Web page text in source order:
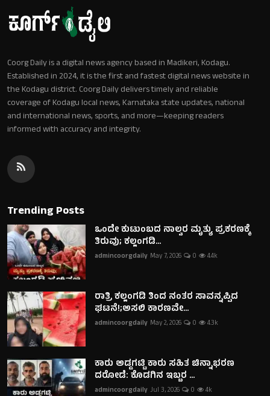
Coorg Daily is a digital news agency based in Madikeri, Kodagu.
Established in 2024, it is the first and fastest digital news website in
the Kodagu district. Coorg Daily delivers timely and reliable
coverage of Kodagu local news, Karnataka state updates, national
and international news, sports, and more—keeping readers
informed with accuracy and integrity.
Trending Posts
ಒಂದೇ ಕುಟುಂಬದ ನಾಲ್ವರ ಮೃತ್ಯು ಪ್ರಕರಣಕ್ಕೆ
ತಿರುವು; ಕಲ್ಲಂಗಡಿ...
admincoorgdaily May 7, 2026 0 4.4k
ರಾತ್ರಿ ಕಲ್ಲಂಗಡಿ ತಿಂದ ನಂತರ ಸಾವನ್ನಪ್ಪಿದ
ಘಟನೆ!;ಅಸಲಿ ಕಾರಣವೇ...
admincoorgdaily May 2, 2026 0 4.3k
ಕಾರು ಅಡ್ಡಗಟ್ಟಿ ಕಾರು ಸಹಿತ ಚಿನ್ನಾಭರಣ
ದರೋಡೆ: ಕೊಡಗಿನ ಇಬ್ಬರ ...
admincoorgdaily Jul 3, 2026 0 4k